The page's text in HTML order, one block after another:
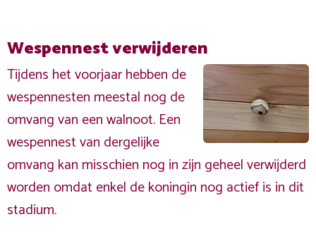
Wespennest verwijderen
Tijdens het voorjaar hebben de
wespennesten meestal nog de
omvang van een walnoot. Een
wespennest van dergelijke
omvang kan misschien nog in zijn geheel verwijderd
worden omdat enkel de koningin nog actief is in dit
stadium.